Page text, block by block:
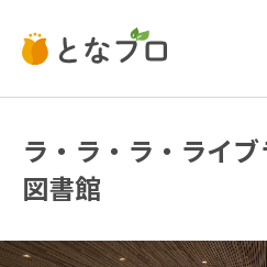
ラ・ラ・ラ・ライ
図書館